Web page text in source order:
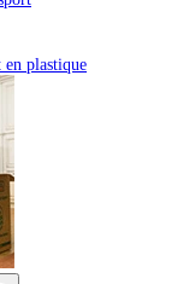
en plastique